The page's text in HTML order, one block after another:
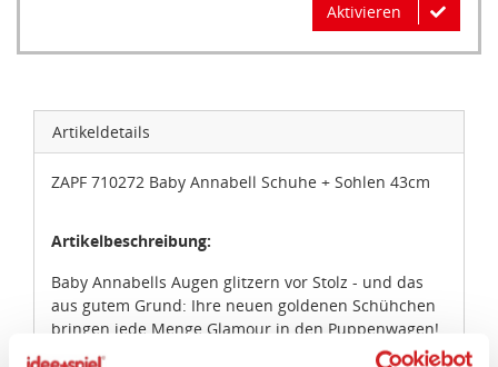
Aktivieren
Artikeldetails
ZAPF 710272 Baby Annabell Schuhe + Sohlen 43cm
Artikelbeschreibung:
Baby Annabells Augen glitzern vor Stolz - und das
aus gutem Grund: Ihre neuen goldenen Schühchen
bringen jede Menge Glamour in den Puppenwagen!
Die Puppenschuhe aus funkelndem Stoff sind rosa